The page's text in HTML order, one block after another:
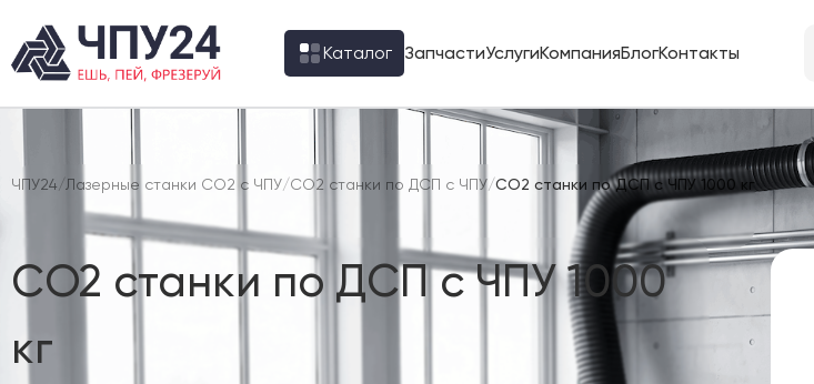
Каталог ЗапчастиУслугиКомпанияБлогКонтакты
ЧПУ24/Лазерные станки CO2 с ЧПУ/CO2 станки по ДСП с ЧПУ/CO2 станки по ДСП с ЧПУ 1000 кг
CO2 станки по ДСП с ЧПУ 1000
кг